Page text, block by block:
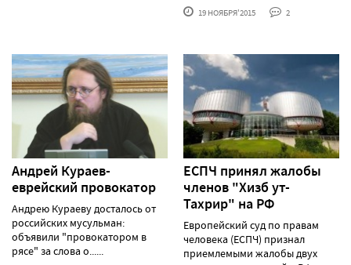
19 НОЯБРЯ'2015 2
Андрей Кураев-
еврейский провокатор
Андрею Кураеву досталось от
российских мусульман:
объявили "провокатором в
рясе" за слова о......
ЕСПЧ принял жалобы
членов "Хизб ут-
Тахрир" на РФ
Европейский суд по правам
человека (ЕСПЧ) признал
приемлемыми жалобы двух